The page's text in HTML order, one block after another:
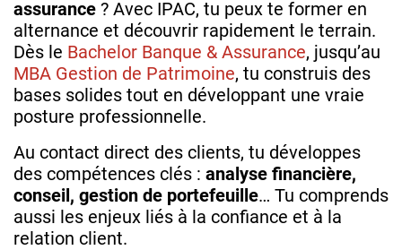
assurance ? Avec IPAC, tu peux te former en
alternance et découvrir rapidement le terrain.
Dès le Bachelor Banque & Assurance, jusqu’au
MBA Gestion de Patrimoine, tu construis des
bases solides tout en développant une vraie
posture professionnelle.
Au contact direct des clients, tu développes
des compétences clés : analyse financière,
conseil, gestion de portefeuille… Tu comprends
aussi les enjeux liés à la confiance et à la
relation client.